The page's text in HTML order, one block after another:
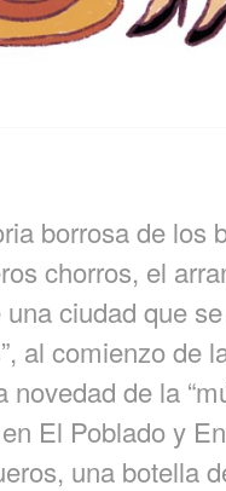
borrosa de los
chorros, el
una ciudad que
al comienzo de
novedad de la
El Poblado y
una botella